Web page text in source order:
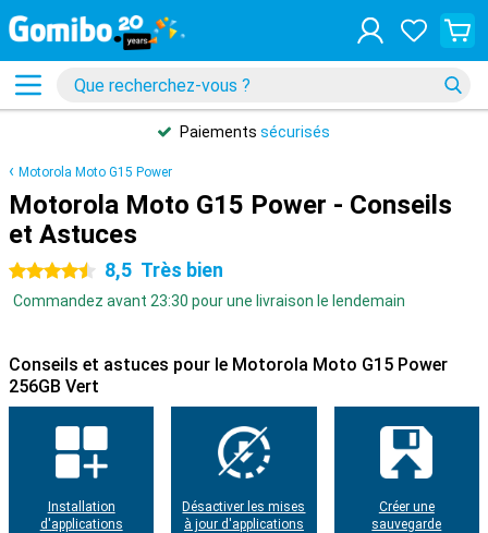
Paiements sécurisés
Motorola Moto G15 Power
Motorola Moto G15 Power - Conseils
et Astuces
4.5 étoiles 8,5 Très bien
Commandez avant 23:30 pour une livraison le lendemain
Conseils et astuces pour le Motorola Moto G15 Power
256GB Vert
Installation
d'applications
Désactiver les mises
à jour d'applications
Créer une
sauvegarde